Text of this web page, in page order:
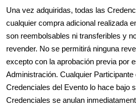
Una vez adquiridas, todas las
cualquier compra adicional realizada
son reembolsables ni transferibles y
revender. No se permitirá ninguna
excepto con la aprobación previa por
Administración. Cualquier Participante
Credenciales del Evento lo hace bajo
Credenciales se anulan